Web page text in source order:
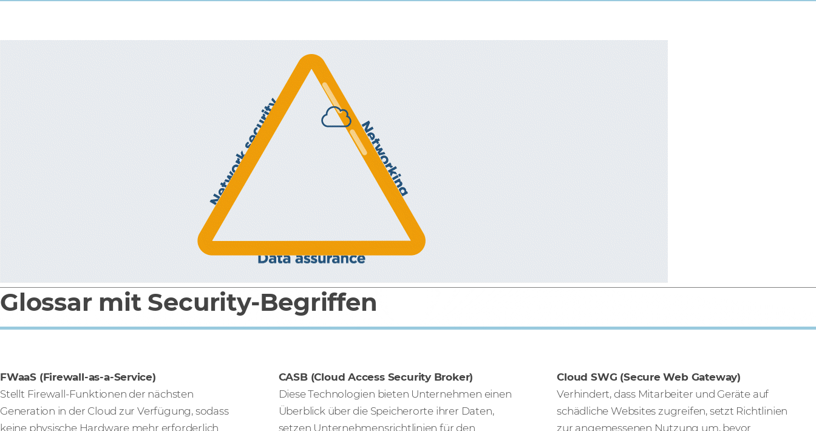
Glossar mit Security-Begriffen
FWaaS (Firewall-as-a-Service)
Stellt Firewall-Funktionen der nächsten
Generation in der Cloud zur Verfügung, sodass
keine physische Hardware mehr erforderlich
CASB (Cloud Access Security Broker)
Diese Technologien bieten Unternehmen einen
Überblick über die Speicherorte ihrer Daten,
setzen Unternehmensrichtlinien für den
Cloud SWG (Secure Web Gateway)
Verhindert, dass Mitarbeiter und Geräte auf
schädliche Websites zugreifen, setzt Richtlinien
zur angemessenen Nutzung um, bevor